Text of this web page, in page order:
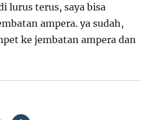
lurus terus, saya bisa
ampera. ya sudah,
ke jembatan ampera dan